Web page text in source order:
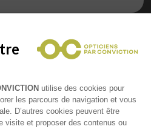
de la vue et
nous rejoindre ?
Optic, la centrale d’achats et
des opticiens indépendants
utilise des cookies pour
les parcours de navigation et vous
D’autres cookies peuvent être
visite et proposer des contenus ou